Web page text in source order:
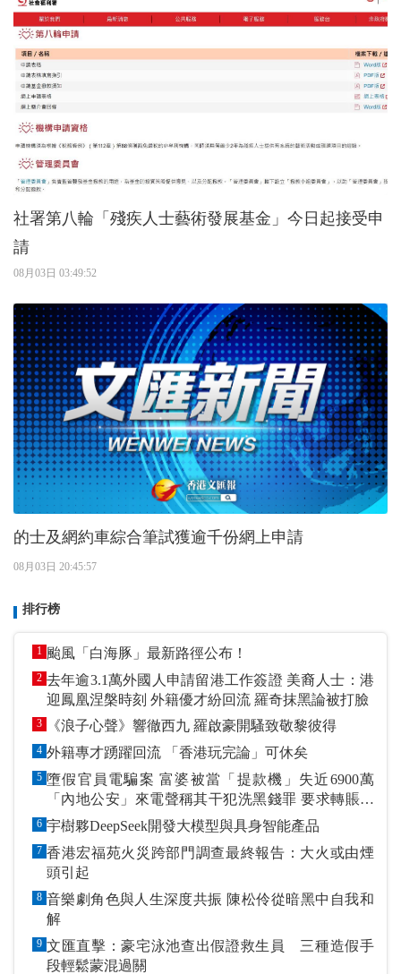
社署第八輪「殘疾人士藝術發展基金」今日起接受申
請
08月03日 03:49:52
的士及網約車綜合筆試獲逾千份網上申請
08月03日 20:45:57
排行榜
1 颱風「白海豚」最新路徑公布！
2 去年逾3.1萬外國人申請留港工作簽證 美裔人士：港
迎鳳凰涅槃時刻 外籍優才紛回流 羅奇抹黑論被打臉
3 《浪子心聲》響徹西九 羅啟豪開騷致敬黎彼得
4 外籍專才踴躍回流 「香港玩完論」可休矣
5 墮假官員電騙案 富婆被當「提款機」失近6900萬
「內地公安」來電聲稱其干犯洗黑錢罪 要求轉賬到
指定戶口作「保證金」
6 宇樹夥DeepSeek開發大模型與具身智能產品
7 香港宏福苑火災跨部門調查最終報告：大火或由煙
頭引起
8 音樂劇角色與人生深度共振 陳松伶從暗黑中自我和
解
9 文匯直擊：豪宅泳池查出假證救生員 三種造假手
段輕鬆蒙混過關